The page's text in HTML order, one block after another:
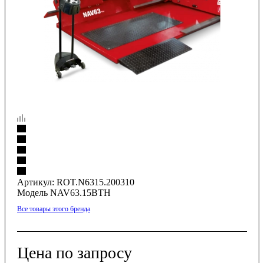
Артикул: ROT.N6315.200310
Модель NAV63.15BTH
Все товары этого бренда
Цена по запросу